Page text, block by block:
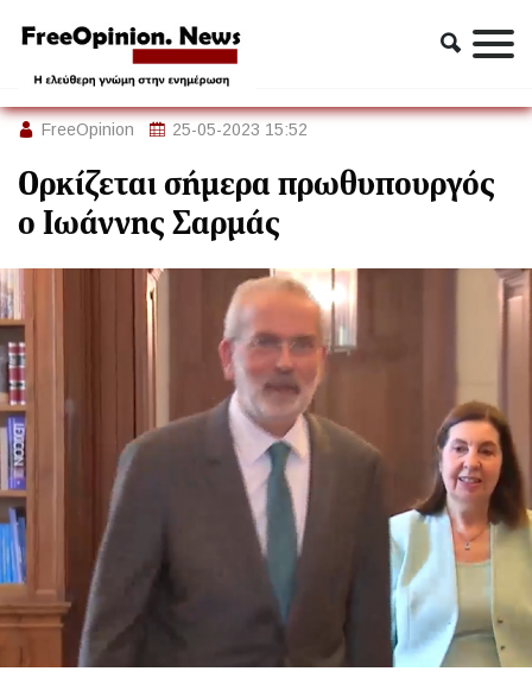
Πολιτική
Ορκίζεται σήμερα πρωθυπουργός ο Ιωάννης Σαρμάς
FreeOpinion 25-05-2023 15:52
Ορκίζεται σήμερα πρωθυπουργός
ο Ιωάννης Σαρμάς